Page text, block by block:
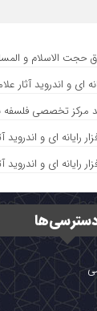
حجت الاسلام و
تخصصی فلسفه